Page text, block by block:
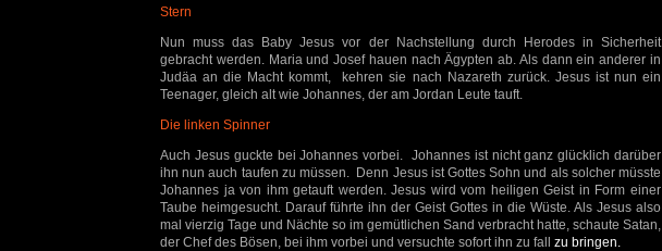
Stern
Nun muss das Baby Jesus vor der Nachstellung durch Herodes in Sicherheit
gebracht werden. Maria und Josef hauen nach Ägypten ab. Als dann ein anderer in
Judäa an die Macht kommt, kehren sie nach Nazareth zurück. Jesus ist nun ein
Teenager, gleich alt wie Johannes, der am Jordan Leute tauft.
Die linken Spinner
Auch Jesus guckte bei Johannes vorbei. Johannes ist nicht ganz glücklich darüber
ihn nun auch taufen zu müssen. Denn Jesus ist Gottes Sohn und als solcher müsste
Johannes ja von ihm getauft werden. Jesus wird vom heiligen Geist in Form einer
Taube heimgesucht. Darauf führte ihn der Geist Gottes in die Wüste. Als Jesus also
mal vierzig Tage und Nächte so im gemütlichen Sand verbracht hatte, schaute Satan,
der Chef des Bösen, bei ihm vorbei und versuchte sofort ihn zu fall zu bringen.